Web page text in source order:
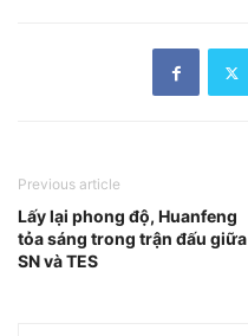
Previous article
Lấy lại phong độ, Huanfeng
tỏa sáng trong trận đấu giữa
SN và TES